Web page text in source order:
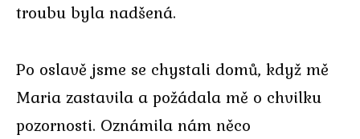
troubu byla nadšená.
Po oslavě jsme se chystali domů, když mě
Maria zastavila a požádala mě o chvilku
pozornosti. Oznámila nám něco